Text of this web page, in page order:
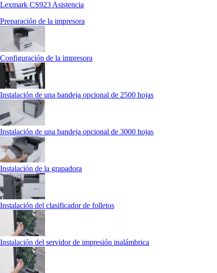
Lexmark CS923 Asistencia
Preparación de la impresora
Configuración de la impresora
Instalación de una bandeja opcional de 2500 hojas
Instalación de una bandeja opcional de 3000 hojas
Instalación de la grapadora
Instalación del clasificador de folletos
Instalación del servidor de impresión inalámbrica